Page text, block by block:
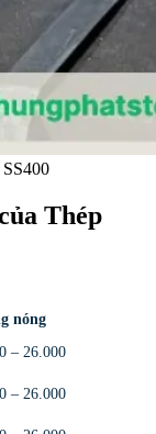
Thép
nóng
– 26.000
– 26.000